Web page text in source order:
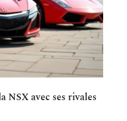
NSX avec ses rivales